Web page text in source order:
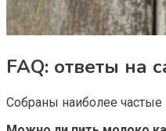
FAQ: ответы на
Собраны наиболее